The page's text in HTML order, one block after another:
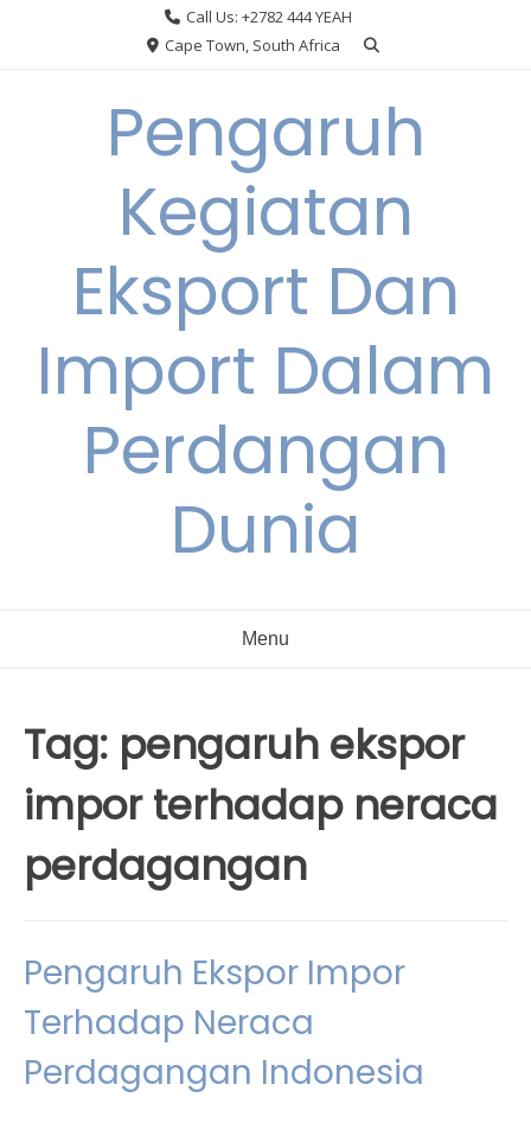
Call Us: +2782 444 YEAH
Cape Town, South Africa
Pengaruh
Kegiatan
Eksport Dan
Import Dalam
Perdangan
Dunia
Menu
Tag: pengaruh ekspor
impor terhadap neraca
perdagangan
Pengaruh Ekspor Impor
Terhadap Neraca
Perdagangan Indonesia